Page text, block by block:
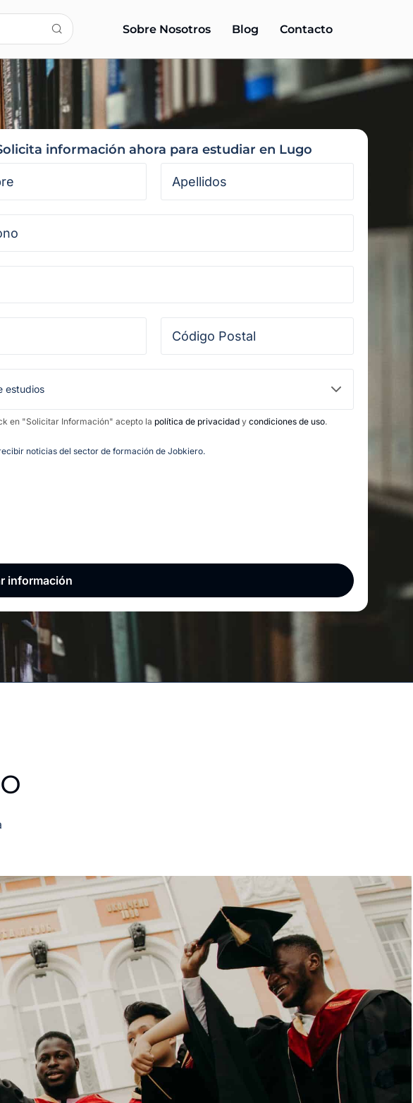
Sobre Nosotros Blog Contacto
información ahora para estudiar en Lugo
en "Solicitar Información" acepto la política de privacidad y condiciones de uso.
noticias del sector de formación de Jobkiero.